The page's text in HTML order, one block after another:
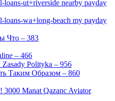
loans-ut+riverside nearby payday
loans-wa+long-beach my payday
Что – 383
– 466
Polityka – 956
Таким Образом – 860
3000 Manat Qazanc Aviator